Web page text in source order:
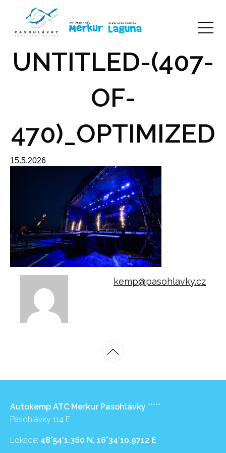
UNTITLED-(407-
OF-
470)_OPTIMIZED
15.5.2026
kemp@pasohlavky.cz
Autokemp ATC Merkur Pasohlávky *****
Pasohlávky 114 E
Lokace: 48°54’1.360 N, 16°34’10.9712 E